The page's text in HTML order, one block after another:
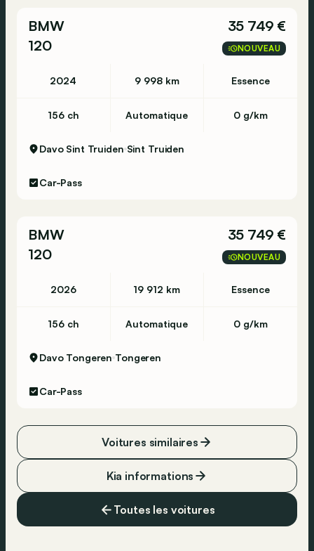
BMW
120
35 749 €
NOUVEAU
2024 9 998 km Essence
156 ch Automatique 0 g/km
Davo Sint Truiden Sint Truiden
Car-Pass
BMW
120
35 749 €
NOUVEAU
2026 19 912 km Essence
156 ch Automatique 0 g/km
Davo Tongeren Tongeren
Car-Pass
Toutes les voitures
Kia informations
Voitures similaires